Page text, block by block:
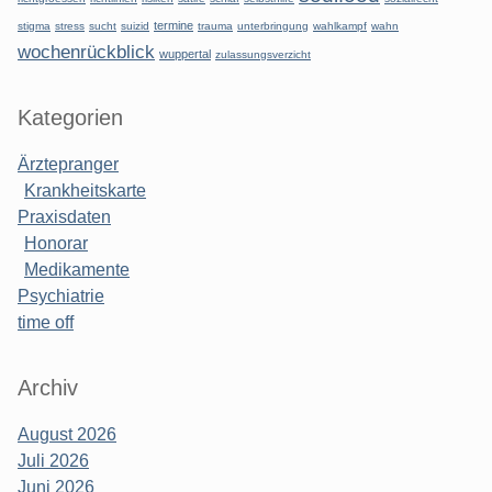
stigma stress sucht suizid termine trauma unterbringung wahlkampf wahn
wochenrückblick wuppertal zulassungsverzicht
Kategorien
Ärztepranger
Krankheitskarte
Praxisdaten
Honorar
Medikamente
Psychiatrie
time off
Archiv
August 2026
Juli 2026
Juni 2026